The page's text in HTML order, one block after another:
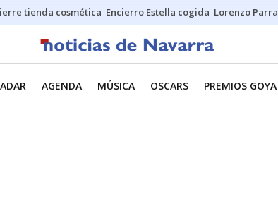
tienda cosmética Encierro Estella cogida Lorenzo Parra
AGENDA MÚSICA OSCARS PREMIOS GOYA